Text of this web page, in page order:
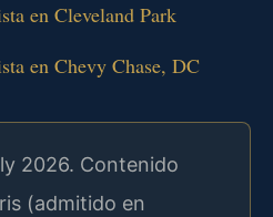
en Cleveland Park
en Chevy Chase, DC
2026. Contenido
(admitido en